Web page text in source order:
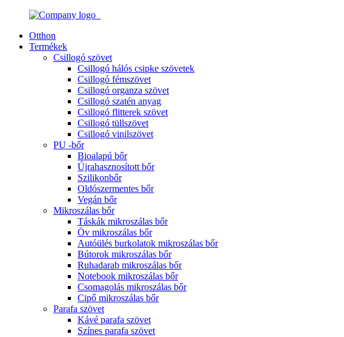
Otthon
Termékek
Csillogó szövet
Csillogó hálós csipke szövetek
Csillogó fémszövet
Csillogó organza szövet
Csillogó szatén anyag
Csillogó flitterek szövet
Csillogó tüllszövet
Csillogó vinilszövet
PU -bőr
Bioalapú bőr
Újrahasznosított bőr
Szilikonbőr
Oldószermentes bőr
Vegán bőr
Mikroszálas bőr
Táskák mikroszálas bőr
Öv mikroszálas bőr
Autóülés burkolatok mikroszálas bőr
Bútorok mikroszálas bőr
Ruhadarab mikroszálas bőr
Notebook mikroszálas bőr
Csomagolás mikroszálas bőr
Cipő mikroszálas bőr
Parafa szövet
Kávé parafa szövet
Színes parafa szövet